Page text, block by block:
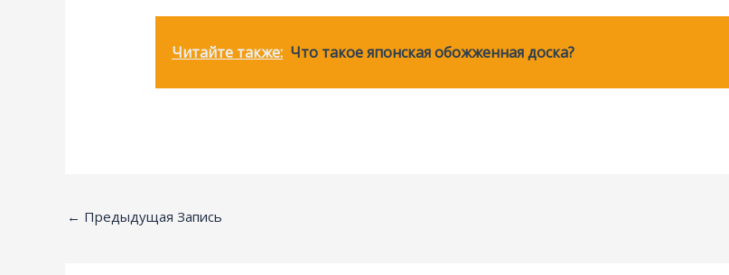
Читайте также: Что такое японская обожженная доска?
← Предыдущая Запись